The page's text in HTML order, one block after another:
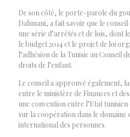
De son côté, le porte-parole du
Dahmani, a fait savoir que le
une série d’arrêtés et de lois, dont
le budget 2014 et le projet de loi
l’adhésion de la Tunisie au Conseil
droits de l’enfant.
Le conseil a approuvé également,
entre le ministère de Finances et
une convention entre l’Etat
sur la coopération dans le
international des personnes.